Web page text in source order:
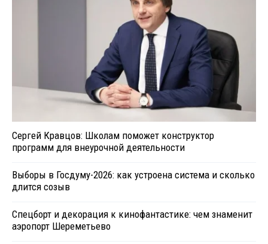
Сергей Кравцов: Школам поможет конструктор
программ для внеурочной деятельности
Выборы в Госдуму-2026: как устроена система и сколько
длится созыв
Спецборт и декорация к кинофантастике: чем знаменит
аэропорт Шереметьево